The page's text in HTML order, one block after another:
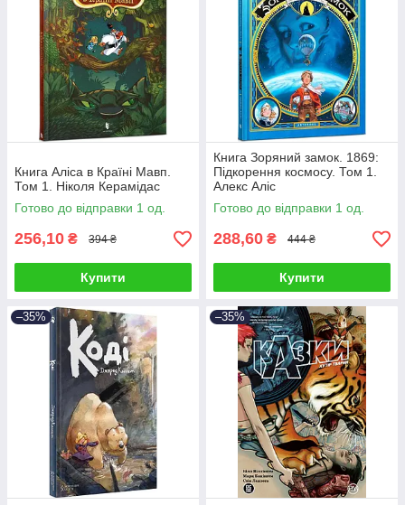
Книга Аліса в Країні Мавп.
Том 1. Ніколя Керамідас
Готово до відправки 1 од.
256,10 ₴ 394 ₴
Купити
Книга Зоряний замок. 1869:
Підкорення космосу. Том 1.
Алекс Аліс
Готово до відправки 1 од.
288,60 ₴ 444 ₴
Купити
–35% –35%